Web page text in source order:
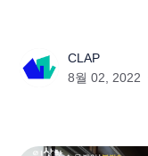
CLAP
8월 02, 2022